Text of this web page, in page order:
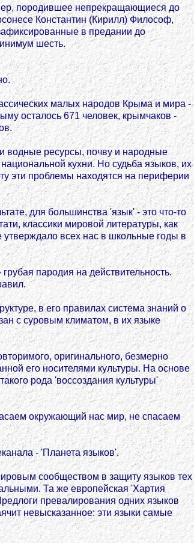
породившее непрекращающиеся до
Константин (Кирилл) Философ,
в предании до
шесть.
малых народов Крыма и мира -
осталось 671 человек, крымчаков -
водные ресурсы, почву и народные
кухни. Но судьба языков, их
эти проблемы находятся на периферии
для большинства 'язык' - это что-то
классики мировой литературы, как
всех нас в школьные годы в
пародия на действительность.
в его правилах система знаний о
с суровым климатом, в их языке
оригинального, безмерно
его носителями культуры. На основе
рода 'воссоздания культуры'
окружающий нас мир, не спасаем
- 'Планета языков'.
сообществом в защиту языков тех
Та же европейская 'Хартия
превалирования одних языков
невысказанное: эти языки самые